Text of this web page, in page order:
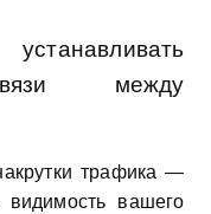
между
трафика —
вашего